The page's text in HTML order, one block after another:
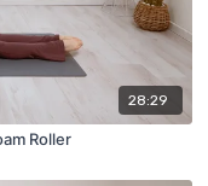
28:29
Roller